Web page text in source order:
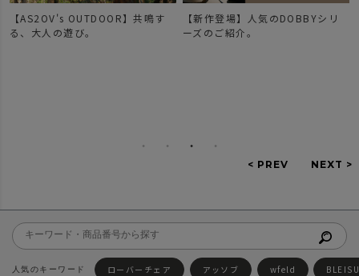
【AS2OV's OUTDOOR】共鳴す
る、大人の遊び。
【新作登場】人気のDOBBYシリ
ーズのご紹介。
ローバーチェア アッソブ wfeld